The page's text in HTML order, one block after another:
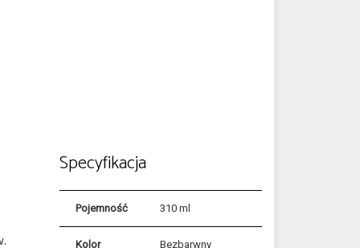
Specyfikacja
Pojemność 310 ml
Kolor Bezbarwny